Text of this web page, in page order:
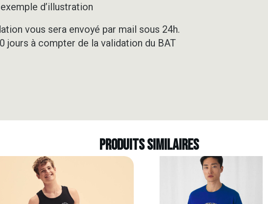
d’illustration
vous sera envoyé par mail sous 24h.
jours à compter de la validation du BAT
Produits similaires